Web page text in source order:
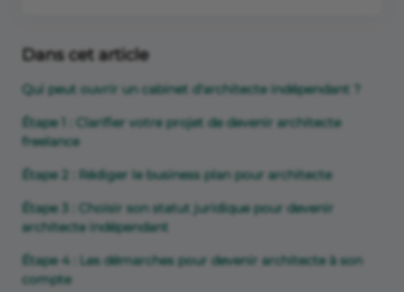
Dans cet article
Qui peut ouvrir un cabinet d'architecte indépendant ?
Étape 1 : Clarifier votre projet de devenir architecte
freelance
Étape 2 : Rédiger le business plan pour architecte
Étape 3 : Choisir son statut juridique pour devenir
architecte indépendant
Étape 4 : Les démarches pour devenir architecte à son
compte